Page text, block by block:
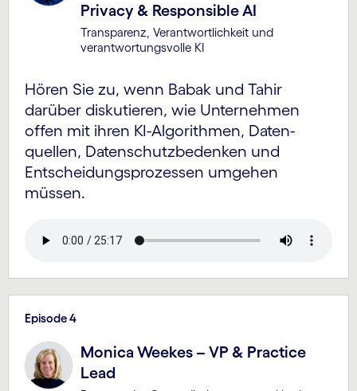
Privacy & Responsible AI
Transparenz, Verantwortlichkeit und
verantwortungsvolle KI
Hören Sie zu, wenn Babak und Tahir
darüber diskutieren, wie Unternehmen
offen mit ihren KI-Algorithmen, Daten­
quellen, Datenschutz­bedenken und
Entscheidungs­prozessen umgehen
müssen.
Episode 4
Monica Weekes – VP & Practice
Lead